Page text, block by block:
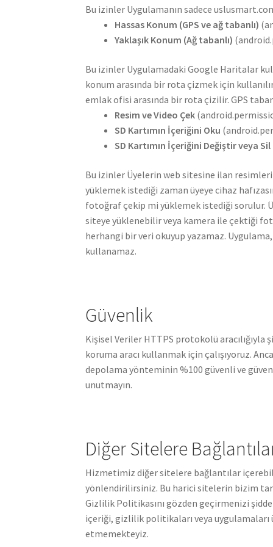
Bu izinler Uygulamanın sadece
Hassas Konum (GPS ve ağ tabanlı)
Yaklaşık Konum (Ağ tabanlı)
Bu izinler Uygulamadaki Google Haritalar
konum arasında bir rota çizmek için
emlak ofisi arasında bir rota çizilir. GPS
Resim ve Video Çek
SD Kartımın İçeriğini Oku
SD Kartımın İçeriğini Değiştir veya Sil
Bu izinler Üyelerin web sitesine ilan
yüklemek istediği zaman üyeye cihaz
fotoğraf çekip mi yüklemek istediği sorulur.
siteye yüklenebilir veya kamera ile çektiği
herhangi bir veri okuyup yazamaz.
kullanamaz.
Güvenlik
Kişisel Veriler HTTPS protokolü
koruma aracı kullanmak için çalışıyoruz.
depolama yönteminin %100 güvenli ve
unutmayın.
Diğer Sitelere
Hizmetimiz diğer sitelere bağlantılar
yönlendirilirsiniz. Bu harici sitelerin bizim
Gizlilik Politikasını gözden geçirmenizi
içeriği, gizlilik politikaları veya
etmemekteyiz.